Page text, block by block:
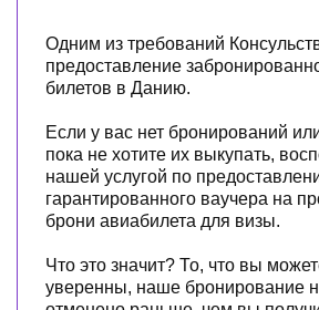
Одним из требований
предоставление
билетов в Данию.
Если у вас нет бронирований
пока не хотите их выкупать,
нашей услугой по
гарантированного ваучера на
брони авиабилета для визы.
Что это значит? То, что вы
уверенны, наше бронирование